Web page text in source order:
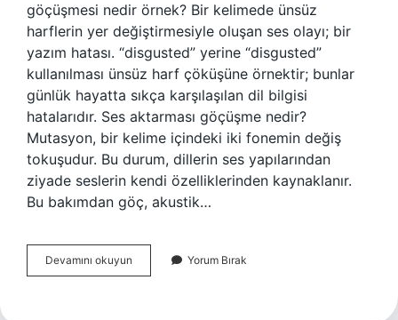
göçüşmesi nedir örnek? Bir kelimede ünsüz
harflerin yer değiştirmesiyle oluşan ses olayı; bir
yazım hatası. “disgusted” yerine “disgusted”
kullanılması ünsüz harf çöküşüne örnektir; bunlar
günlük hayatta sıkça karşılaşılan dil bilgisi
hatalarıdır. Ses aktarması göçüşme nedir?
Mutasyon, bir kelime içindeki iki fonemin değiş
tokuşudur. Bu durum, dillerin ses yapılarından
ziyade seslerin kendi özelliklerinden kaynaklanır.
Bu bakımdan göç, akustik…
Devamını okuyun Ikizleşme
Göçüşme
Yorum Bırak